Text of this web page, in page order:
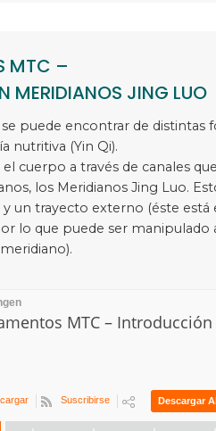
MTC –
MERIDIANOS JING LUO
se puede encontrar de distintas
nutritiva (Yin Qi).
cuerpo a través de canales que
los Meridianos Jing Luo.
un trayecto externo (éste está
lo que puede ser manipulado